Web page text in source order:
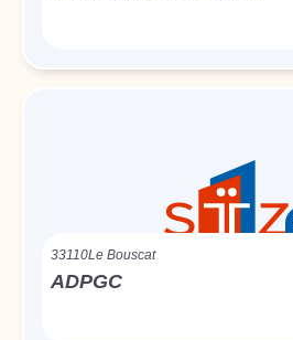
33110Le Bouscat
ADPGC